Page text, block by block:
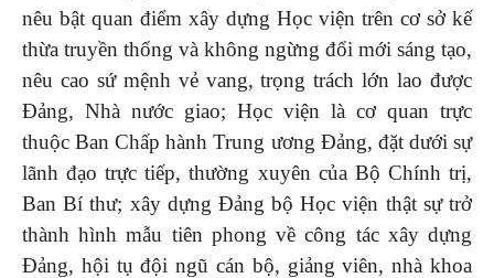
nêu bật quan điểm xây dựng Học viện trên cơ sở kế
thừa truyền thống và không ngừng đổi mới sáng tạo,
nêu cao sứ mệnh vẻ vang, trọng trách lớn lao được
Đảng, Nhà nước giao; Học viện là cơ quan trực
thuộc Ban Chấp hành Trung ương Đảng, đặt dưới sự
lãnh đạo trực tiếp, thường xuyên của Bộ Chính trị,
Ban Bí thư; xây dựng Đảng bộ Học viện thật sự trở
thành hình mẫu tiên phong về công tác xây dựng
Đảng, hội tụ đội ngũ cán bộ, giảng viên, nhà khoa